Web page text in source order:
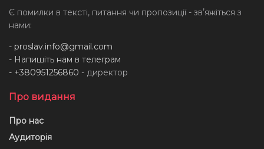
Є помилки в тексті, питання чи пропозиції - звʼяжіться з
нами:
- proslav.info@gmail.com
- Напишіть нам в телеграм
- +380951256860 - директор
Про видання
Про нас
Аудиторія